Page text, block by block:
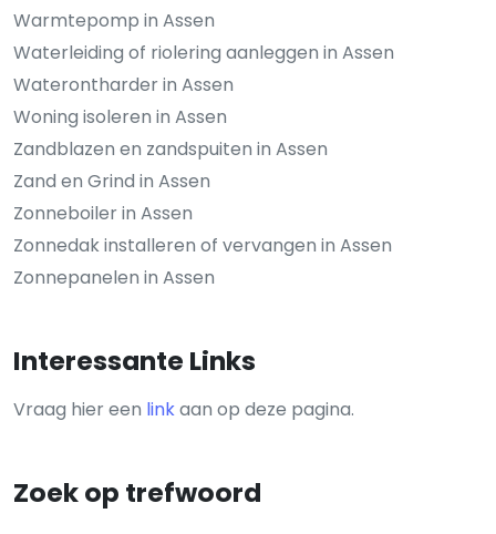
Warmtepomp in Assen
Waterleiding of riolering aanleggen in Assen
Waterontharder in Assen
Woning isoleren in Assen
Zandblazen en zandspuiten in Assen
Zand en Grind in Assen
Zonneboiler in Assen
Zonnedak installeren of vervangen in Assen
Zonnepanelen in Assen
Interessante Links
Vraag hier een linkaan op deze pagina.
Zoek op trefwoord